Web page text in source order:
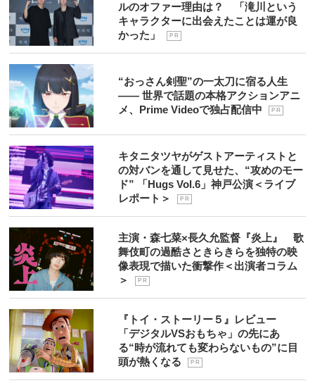
ルのオファー理由は？ 「滝川という
キャラクターに出会えたことは運が良
かった」
P R
“おっさん剣聖”の一太刀に宿る人生
―― 世界で話題の本格アクションアニ
メ、Prime Videoで独占配信中
P R
キタニタツヤがゲストアーティストと
の対バンを通して見せた、“攻めのモー
ド” 「Hugs Vol.6」神戸公演＜ライブ
レポート＞
P R
主演・森七菜×長久允監督『炎上』 歌
舞伎町の過酷さときらきらを独特の映
像表現で描いた衝撃作＜出演者コラム
＞
P R
『トイ・ストーリー５』レビュー
「デジタルVSおもちゃ」の先にあ
る“時が流れても変わらないもの”に目
頭が熱くなる
P R